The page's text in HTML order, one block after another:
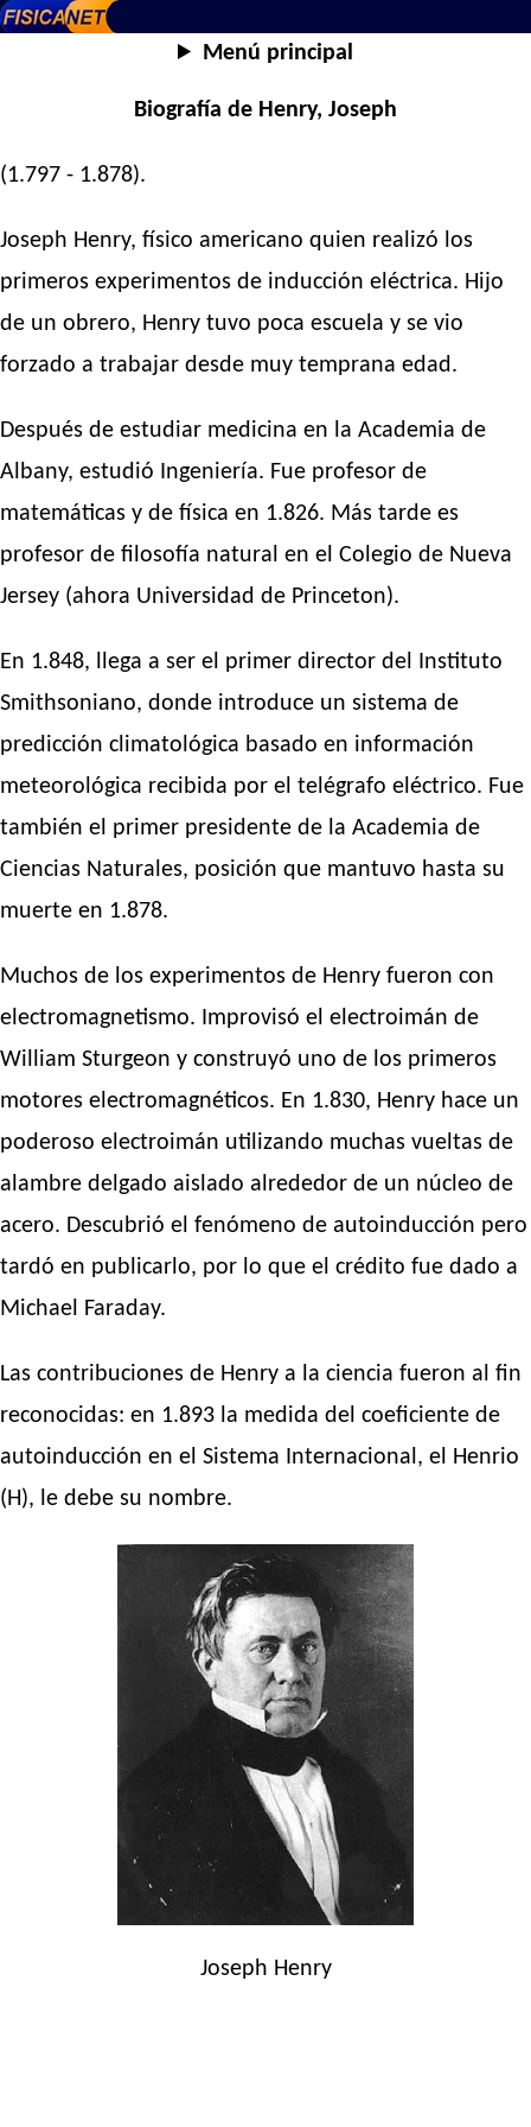
Menú principal
Biografía de Henry, Joseph
(1.797 - 1.878).
Joseph Henry, físico americano quien realizó los
primeros experimentos de inducción eléctrica. Hijo
de un obrero, Henry tuvo poca escuela y se vio
forzado a trabajar desde muy temprana edad.
Después de estudiar medicina en la Academia de
Albany, estudió Ingeniería. Fue profesor de
matemáticas y de física en 1.826. Más tarde es
profesor de filosofía natural en el Colegio de Nueva
Jersey (ahora Universidad de Princeton).
En 1.848, llega a ser el primer director del Instituto
Smithsoniano, donde introduce un sistema de
predicción climatológica basado en información
meteorológica recibida por el telégrafo eléctrico. Fue
también el primer presidente de la Academia de
Ciencias Naturales, posición que mantuvo hasta su
muerte en 1.878.
Muchos de los experimentos de Henry fueron con
electromagnetismo. Improvisó el electroimán de
William Sturgeon y construyó uno de los primeros
motores electromagnéticos. En 1.830, Henry hace un
poderoso electroimán utilizando muchas vueltas de
alambre delgado aislado alrededor de un núcleo de
acero. Descubrió el fenómeno de autoinducción pero
tardó en publicarlo, por lo que el crédito fue dado a
Michael Faraday.
Las contribuciones de Henry a la ciencia fueron al fin
reconocidas: en 1.893 la medida del coeficiente de
autoinducción en el Sistema Internacional, el Henrio
(H), le debe su nombre.
Joseph Henry